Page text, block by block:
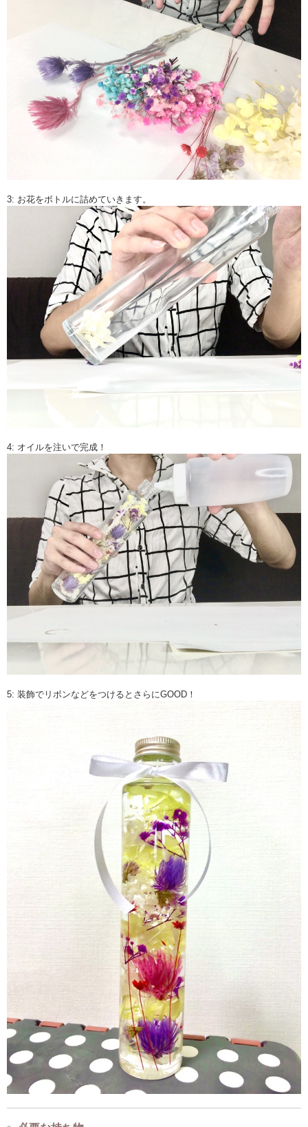
3: お花をボトルに詰めていきます。
4: オイルを注いで完成！
5: 装飾でリボンなどをつけるとさらにGOOD！